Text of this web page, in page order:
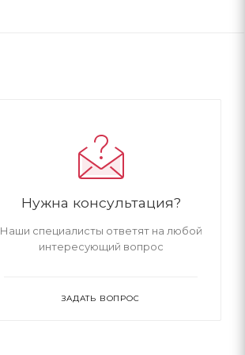
Нужна консультация?
Наши специалисты ответят на любой
интересующий вопрос
ЗАДАТЬ ВОПРОС